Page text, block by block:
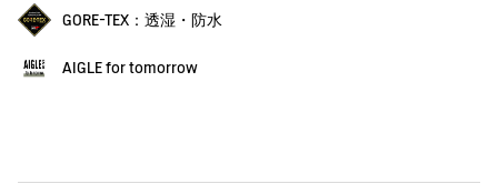
GORE-TEX：透湿・防水
AIGLE for tomorrow